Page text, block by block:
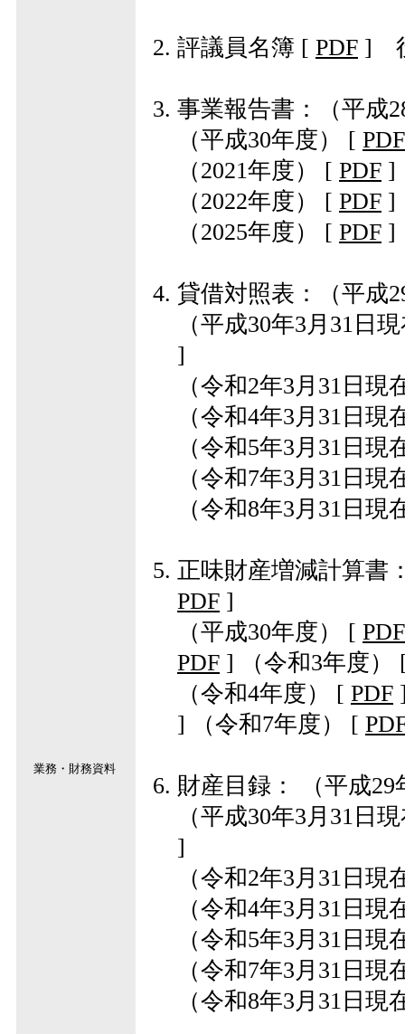
業務・財務資料
評議員名簿 [ PDF ]
事業報告書：
（平成
（平成30年度）
[ PDF
（2021年度）
[ PDF ]
（2022年度）
[ PDF ]
（2025年度）
[ PDF ]
貸借対照表：
（平成
（平成30年3月31日
]
（令和2年3月31日現
（令和4年3月31日現
（令和5年3月31日現
（令和7年3月31日現
（令和8年3月31日現
正味財産増減計算書
PDF ]
（平成30年度）
[ PDF
PDF ] （令和3年度）
（令和4年度）
[ PDF
]
（令和7年度） [
財産目録：
（平成
（平成30年3月31日
]
（令和2年3月31日現
（令和4年3月31日現
（令和5年3月31日現
（令和7年3月31日現
（令和8年3月31日現